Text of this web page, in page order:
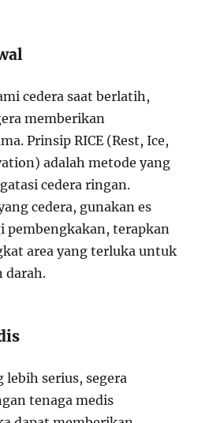
cedera saat berlatih,
memberikan
Prinsip RICE (Rest, Ice,
adalah metode yang
cedera ringan.
cedera, gunakan es
pembengkakan, terapkan
area yang terluka untuk
darah.
lebih serius, segera
tenaga medis